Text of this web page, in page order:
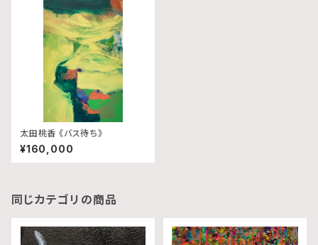
太田桃香 《バス待ち》
¥160,000
同じカテゴリの商品